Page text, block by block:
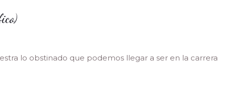
lo obstinado que podemos llegar a ser en la carrera